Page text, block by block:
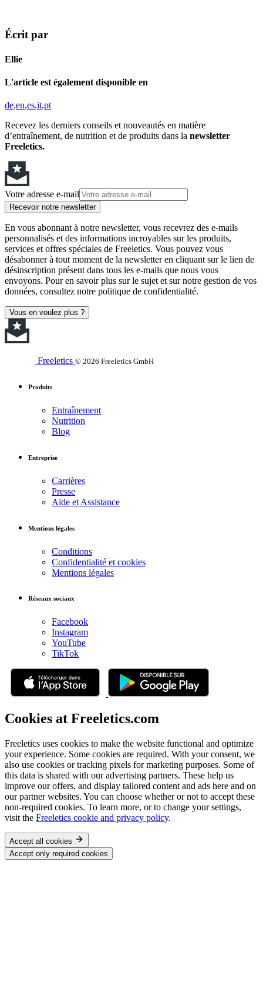
Écrit par
Ellie
L'article est également disponible en
de en es it pt
Recevez les derniers conseils et nouveautés en matière
d’entraînement, de nutrition et de produits dans la newsletter
Freeletics.
Votre adresse e-mail
Recevoir notre newsletter
En vous abonnant à notre newsletter, vous recevrez des e-mails
personnalisés et des informations incroyables sur les produits,
services et offres spéciales de Freeletics. Vous pouvez vous
désabonner à tout moment de la newsletter en cliquant sur le lien de
désinscription présent dans tous les e-mails que nous vous
envoyons. Pour en savoir plus sur le sujet et sur notre gestion de vos
données, consultez notre politique de confidentialité.
Vous en voulez plus ?
Freeletics © 2026 Freeletics GmbH
Produits
Entraînement
Nutrition
Blog
Entreprise
Carrières
Presse
Aide et Assistance
Mentions légales
Conditions
Confidentialité et cookies
Mentions légales
Réseaux sociaux
Facebook
Instagram
YouTube
TikTok
Cookies at Freeletics.com
Freeletics uses cookies to make the website functional and optimize
your experience. Some cookies are required. With your consent, we
also use cookies or tracking pixels for marketing purposes. Some of
this data is shared with our advertising partners. These help us
improve our offers, and display tailored content and ads here and on
our partner websites. You can choose whether or not to accept these
non-required cookies. To learn more, or to change your settings,
visit the Freeletics cookie and privacy policy.
Accept all cookies
Accept only required cookies